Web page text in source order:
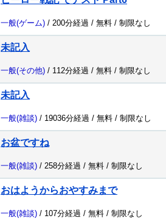
一般(ゲーム) / 200分経過 / 無料 / 制限なし
未記入
一般(その他) / 112分経過 / 無料 / 制限なし
未記入
一般(雑談) / 19036分経過 / 無料 / 制限なし
お盆ですね
一般(雑談) / 258分経過 / 無料 / 制限なし
おはようからおやすみまで
一般(雑談) / 107分経過 / 無料 / 制限なし